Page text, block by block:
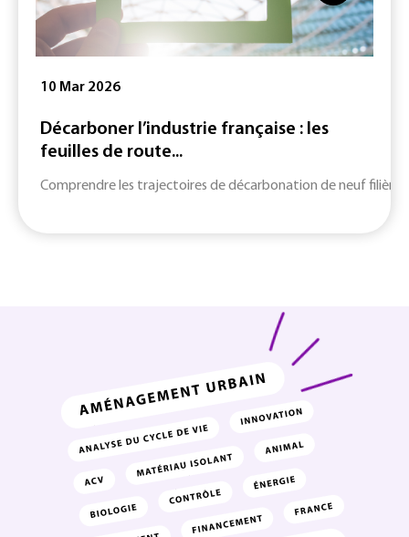
10 Mar 2026
Décarboner l’industrie française : les
feuilles de route...
Comprendre les trajectoires de décarbonation de neuf